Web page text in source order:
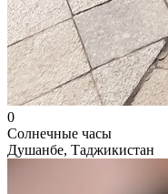
0
Солнечные часы
Душанбе, Таджикистан